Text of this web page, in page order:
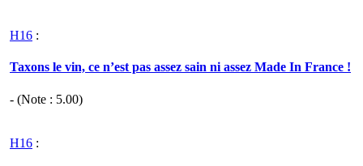
H16 :
Taxons le vin, ce n’est pas assez sain ni assez Made In France !
- (Note : 5.00)
H16 :